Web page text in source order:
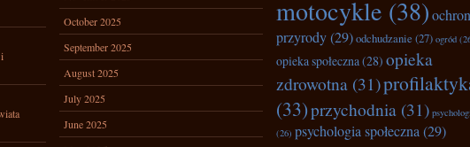
i
October 2025
September 2025
August 2025
July 2025
June 2025
motocykle (38)
przyrody(29)odchudzanie (27) ogród
opieka społeczna(28) opieka
zdrowotna (31)
(33)przychodnia (31)
(26) psychologia społeczna(29)